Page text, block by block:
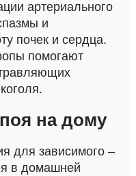
артериального
и
почек и сердца.
помогают
на дому
для зависимого –
в домашней